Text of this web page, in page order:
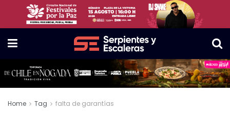
Home Tag falta de garantías